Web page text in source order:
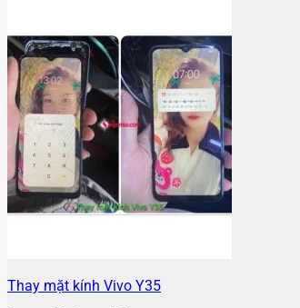
Thay mặt kính Vivo Y35